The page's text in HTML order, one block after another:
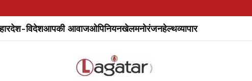
देश-विदेशआपकी आवाजओपिनियनखेलमनोरंजनहेल्थव्यापार